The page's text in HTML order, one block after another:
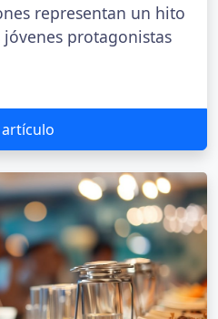
representan un hito
protagonistas